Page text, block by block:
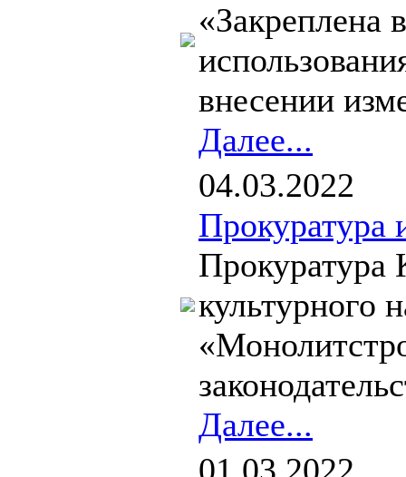
«Закреплена
внесении
Далее...
04.03.2022
Прокуратура
Прокуратура
культурного
Далее...